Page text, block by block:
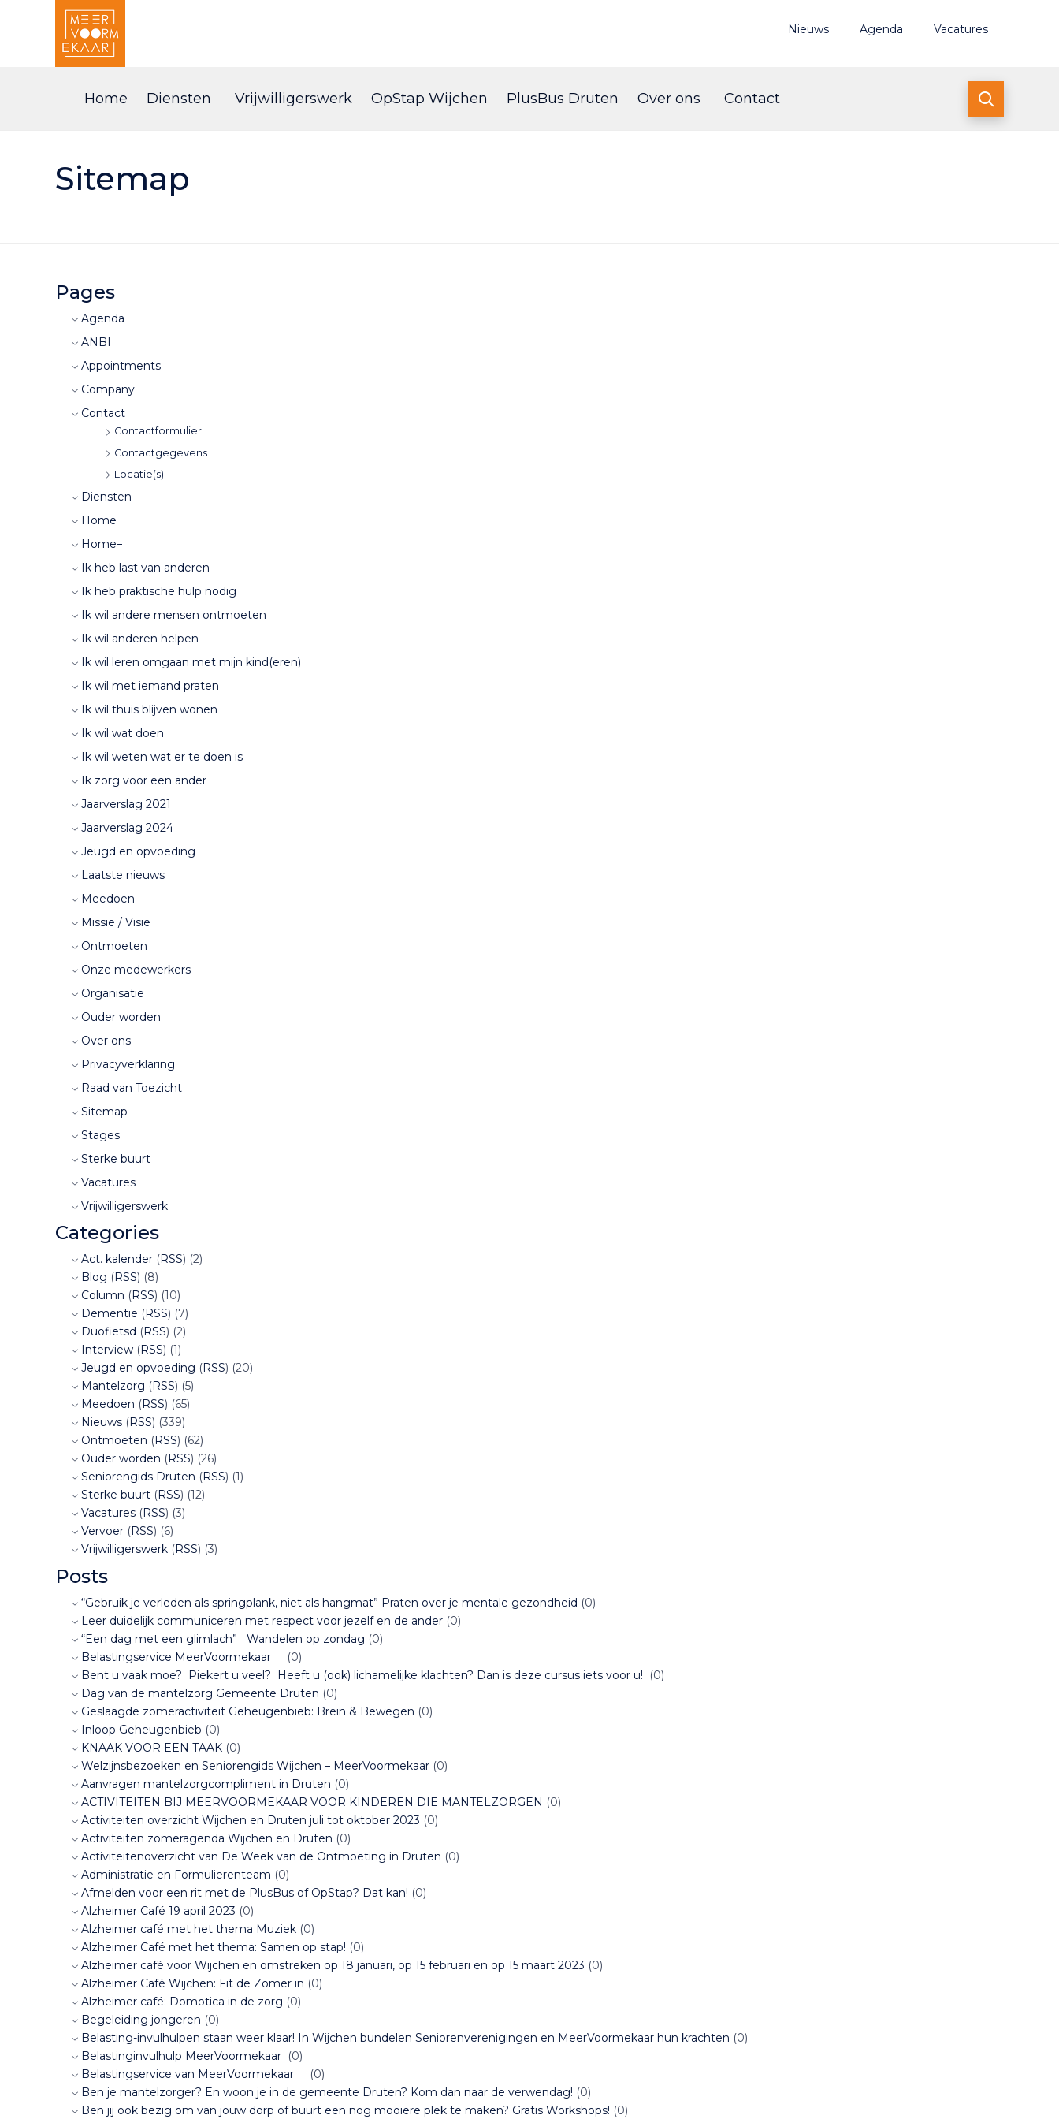
Nieuws Agenda Vacatures
to
Home Diensten Vrijwilligerswerk OpStap Wijchen PlusBus Druten Over ons Contact 
Sitemap
Pages
Agenda
ANBI
Appointments
Company
Contact
Contactformulier
Contactgegevens
Locatie(s)
Diensten
Home
Home–
Ik heb last van anderen
Ik heb praktische hulp nodig
Ik wil andere mensen ontmoeten
Ik wil anderen helpen
Ik wil leren omgaan met mijn kind(eren)
Ik wil met iemand praten
Ik wil thuis blijven wonen
Ik wil wat doen
Ik wil weten wat er te doen is
Ik zorg voor een ander
Jaarverslag 2021
Jaarverslag 2024
Jeugd en opvoeding
Laatste nieuws
Meedoen
Missie / Visie
Ontmoeten
Onze medewerkers
Organisatie
Ouder worden
Over ons
Privacyverklaring
Raad van Toezicht
Sitemap
Stages
Sterke buurt
Vacatures
Vrijwilligerswerk
Categories
Act. kalender (RSS) (2)
Blog (RSS) (8)
Column (RSS) (10)
Dementie (RSS) (7)
Duofietsd (RSS) (2)
Interview (RSS) (1)
Jeugd en opvoeding (RSS) (20)
Mantelzorg (RSS) (5)
Meedoen (RSS) (65)
Nieuws (RSS) (339)
Ontmoeten (RSS) (62)
Ouder worden (RSS) (26)
Seniorengids Druten (RSS) (1)
Sterke buurt (RSS) (12)
Vacatures (RSS) (3)
Vervoer (RSS) (6)
Vrijwilligerswerk (RSS) (3)
Posts
“Gebruik je verleden als springplank, niet als hangmat” Praten over je mentale gezondheid (0)
Leer duidelijk communiceren met respect voor jezelf en de ander (0)
“Een dag met een glimlach” Wandelen op zondag (0)
Belastingservice MeerVoormekaar
(0)
Bent u vaak moe? Piekert u veel? Heeft u (ook) lichamelijke klachten? Dan is deze cursus iets voor u!
(0)
Dag van de mantelzorg Gemeente Druten (0)
Geslaagde zomeractiviteit Geheugenbieb: Brein & Bewegen (0)
Inloop Geheugenbieb (0)
KNAAK VOOR EEN TAAK (0)
Welzijnsbezoeken en Seniorengids Wijchen – MeerVoormekaar (0)
Aanvragen mantelzorgcompliment in Druten (0)
ACTIVITEITEN BIJ MEERVOORMEKAAR VOOR KINDEREN DIE MANTELZORGEN (0)
Activiteiten overzicht Wijchen en Druten juli tot oktober 2023 (0)
Activiteiten zomeragenda Wijchen en Druten (0)
Activiteitenoverzicht van De Week van de Ontmoeting in Druten (0)
Administratie en Formulierenteam (0)
Afmelden voor een rit met de PlusBus of OpStap? Dat kan! (0)
Alzheimer Café 19 april 2023 (0)
Alzheimer café met het thema Muziek (0)
Alzheimer Café met het thema: Samen op stap! (0)
Alzheimer café voor Wijchen en omstreken op 18 januari, op 15 februari en op 15 maart 2023 (0)
Alzheimer Café Wijchen: Fit de Zomer in (0)
Alzheimer café: Domotica in de zorg (0)
Begeleiding jongeren (0)
Belasting-invulhulpen staan weer klaar! In Wijchen bundelen Seniorenverenigingen en MeerVoormekaar hun krachten (0)
Belastinginvulhulp MeerVoormekaar (0)
Belastingservice van MeerVoormekaar
(0)
Ben je mantelzorger? En woon je in de gemeente Druten? Kom dan naar de verwendag! (0)
Ben jij ook bezig om van jouw dorp of buurt een nog mooiere plek te maken? Gratis Workshops! (0)